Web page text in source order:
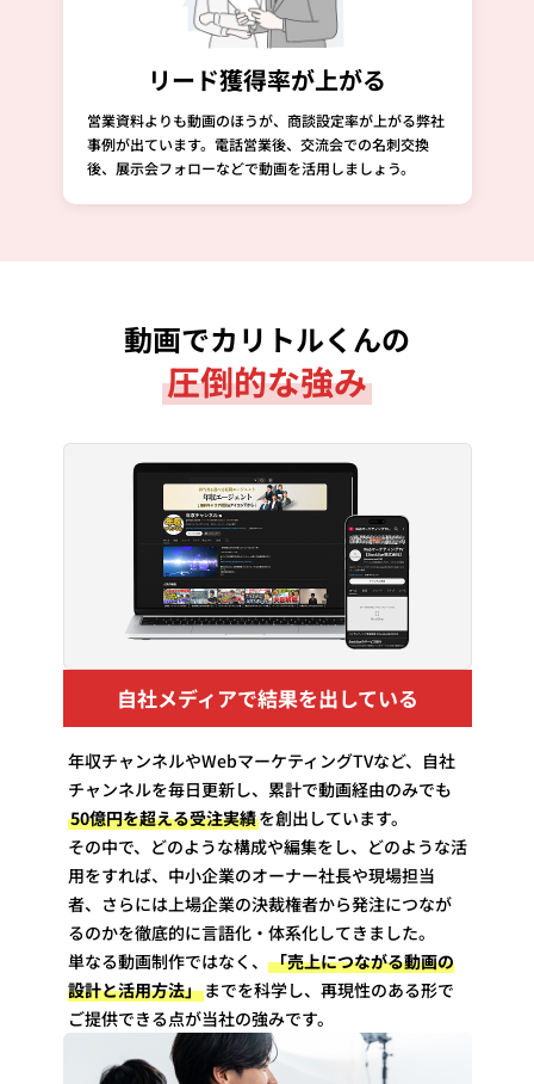
リード獲得率が上がる
営業資料よりも動画のほうが、商談設定率が上がる弊社
事例が出ています。電話営業後、交流会での名刺交換
後、展示会フォローなどで動画を活用しましょう。
動画でカリトルくんの
圧倒的な強み
自社メディアで結果を出している
年収チャンネルやWebマーケティングTVなど、自社
チャンネルを毎日更新し、累計で動画経由のみでも
50億円を超える受注実績を創出しています。
その中で、どのような構成や編集をし、どのような活
用をすれば、中小企業のオーナー社長や現場担当
者、さらには上場企業の決裁権者から発注につなが
るのかを徹底的に言語化・体系化してきました。
単なる動画制作ではなく、 「売上につながる動画の
設計と活用方法」までを科学し、再現性のある形で
ご提供できる点が当社の強みです。